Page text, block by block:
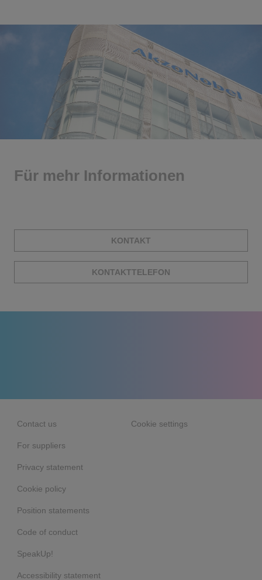
Für mehr Informationen
KONTAKT
KONTAKTTELEFON
Contact us
For suppliers
Privacy statement
Cookie policy
Position statements
Code of conduct
SpeakUp!
Accessibility statement
Cookie settings